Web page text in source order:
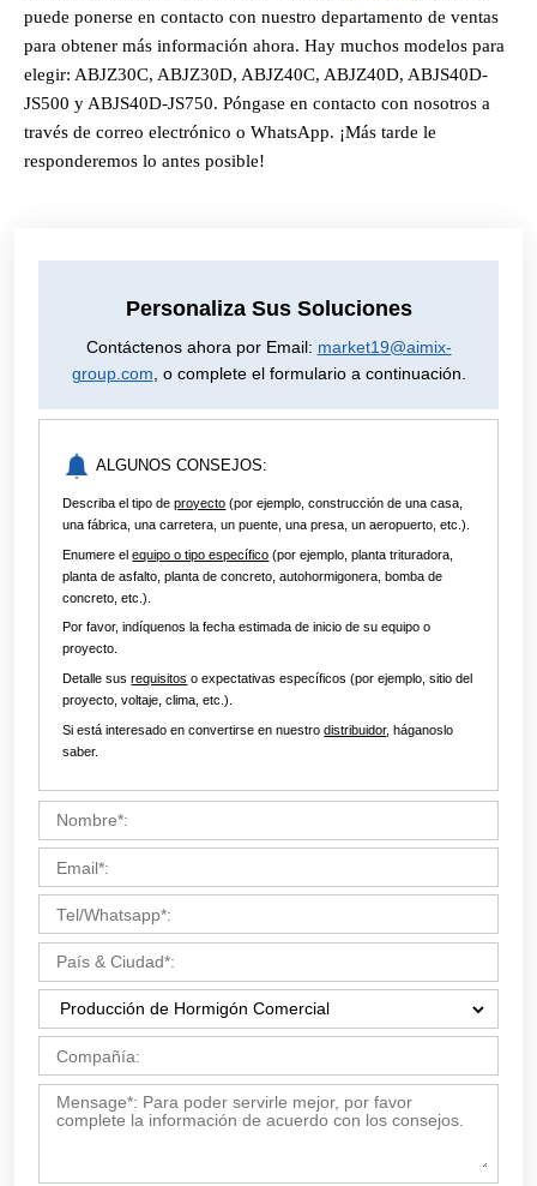
puede ponerse en contacto con nuestro departamento de ventas
para obtener más información ahora. Hay muchos modelos para
elegir: ABJZ30C, ABJZ30D, ABJZ40C, ABJZ40D, ABJS40D-
JS500 y ABJS40D-JS750. Póngase en contacto con nosotros a
través de correo electrónico o WhatsApp. ¡Más tarde le
responderemos lo antes posible!
Personaliza Sus Soluciones
Contáctenos ahora por Email:
group.com, o complete el formulario a continuación.